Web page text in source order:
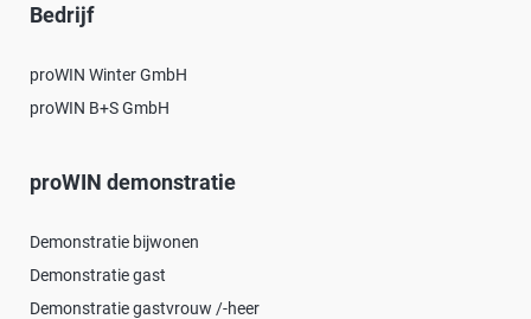
Bedrijf
proWIN Winter GmbH
proWIN B+S GmbH
proWIN demonstratie
Demonstratie bijwonen
Demonstratie gast
Demonstratie gastvrouw /-heer